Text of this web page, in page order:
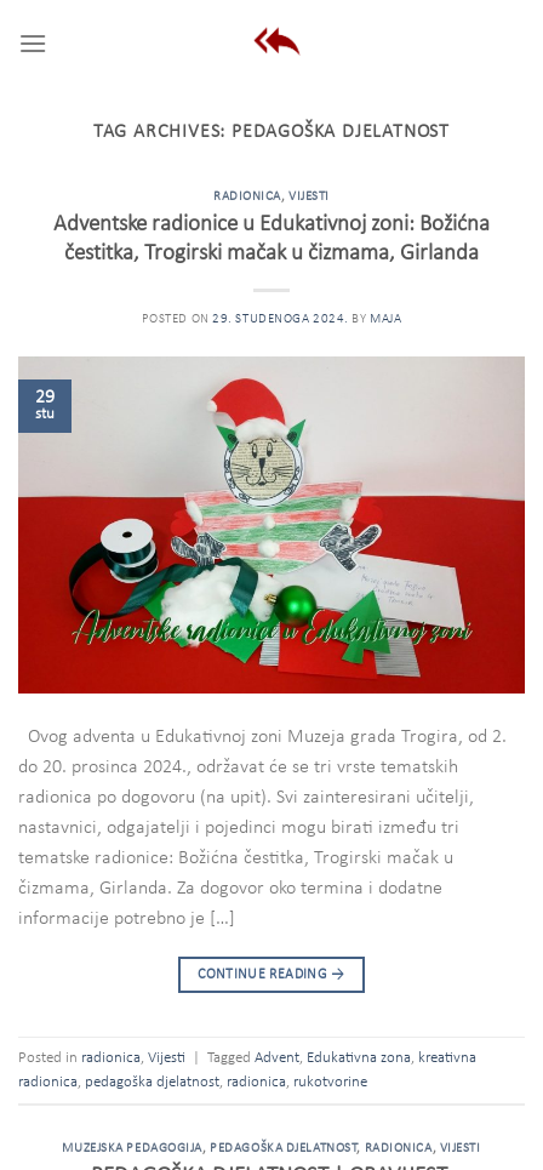
TAG ARCHIVES: PEDAGOŠKA DJELATNOST
RADIONICA,VIJESTI
Adventske radionice u Edukativnoj zoni: Božićna
čestitka, Trogirski mačak u čizmama, Girlanda
POSTED ON29. STUDENOGA 2024. BY MAJA
29
stu
Ovog adventa u Edukativnoj zoni Muzeja grada Trogira, od 2.
do 20. prosinca 2024., održavat će se tri vrste tematskih
radionica po dogovoru (na upit). Svi zainteresirani učitelji,
nastavnici, odgajatelji i pojedinci mogu birati između tri
tematske radionice: Božićna čestitka, Trogirski mačak u
čizmama, Girlanda. Za dogovor oko termina i dodatne
informacije potrebno je […]
CONTINUE READING →
Posted in radionica, Vijesti Tagged Advent, Edukativna zona, kreativna
radionica, pedagoška djelatnost, radionica, rukotvorine
MUZEJSKA PEDAGOGIJA, PEDAGOŠKA DJELATNOST, RADIONICA, VIJESTI